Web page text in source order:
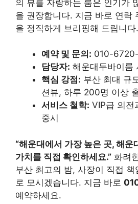
의 뷰를 자랑하는 룸은 인기가
을 권장합니다. 지금 바로 연락
을 정직하게 브리핑해 드립니다.
예약 및 문의: 010-
담당자: 해운대두바이룸
핵심 강점: 부산 최대 규
션뷰, 하루 200명 이상
서비스 철학: VIP급 의전
중시
“해운대에서 가장 높은 곳, 해운
가치를 직접 확인하세요.” 화려
부산 최고의 밤, 사장이 직접 책
로 모시겠습니다. 지금 바로
예약하세요.